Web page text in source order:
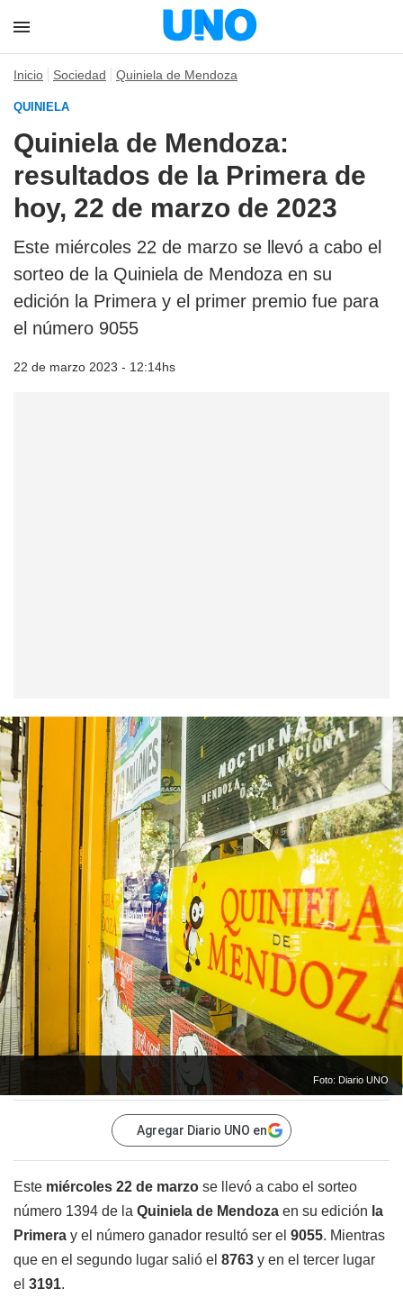
Inicio Sociedad Quiniela de Mendoza
QUINIELA
Quiniela de Mendoza:
resultados de la Primera de
hoy, 22 de marzo de 2023
Este miércoles 22 de marzo se llevó a cabo el
sorteo de la Quiniela de Mendoza en su
edición la Primera y el primer premio fue para
el número 9055
22 de marzo 2023 - 12:14hs
Foto: Diario UNO
Agregar Diario UNO en
Este miércoles 22 de marzo se llevó a cabo el sorteo
número 1394 de la Quiniela de Mendoza en su edición la
Primera y el número ganador resultó ser el 9055. Mientras
que en el segundo lugar salió el 8763 y en el tercer lugar
el 3191.